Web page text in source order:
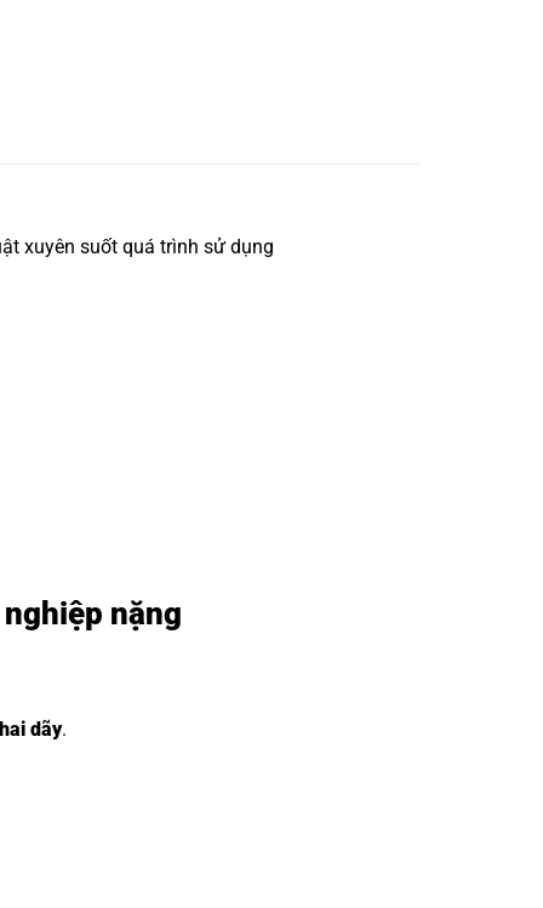
xuyên suốt quá trình sử dụng
nặng
dãy.